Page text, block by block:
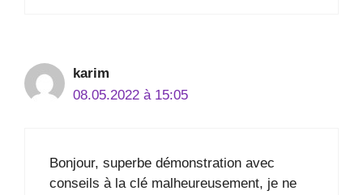
karim
08.05.2022 à 15:05
Bonjour, superbe démonstration avec
conseils à la clé malheureusement, je ne